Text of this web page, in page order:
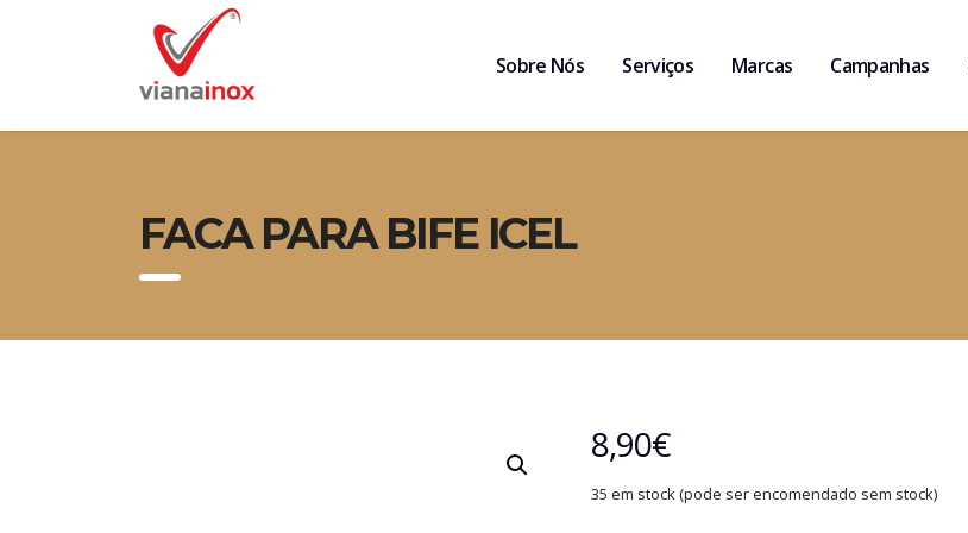
Sobre Nós Serviços Marcas Campanhas
FACA PARA BIFE ICEL
8,90€
35 em stock (pode ser encomendado sem stock)